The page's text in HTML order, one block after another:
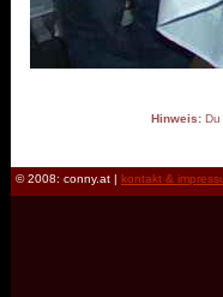
Hinweis:Du
© 2008: conny.at | kontakt &